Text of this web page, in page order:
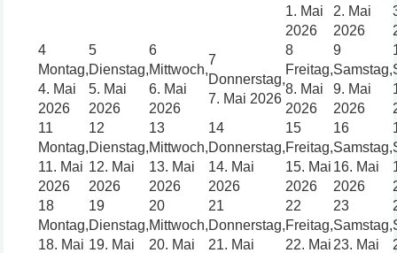
1. Mai
2026
2. Mai
2026
4
Montag,
4. Mai
2026
5
Dienstag,
5. Mai
2026
6
Mittwoch,
6. Mai
2026
7
Donnerstag,
7. Mai 2026
8
Freitag,
8. Mai
2026
9
Samstag,
9. Mai
2026
11
Montag,
11. Mai
2026
12
Dienstag,
12. Mai
2026
13
Mittwoch,
13. Mai
2026
14
Donnerstag,
14. Mai
2026
15
Freitag,
15. Mai
2026
16
Samstag,
16. Mai
2026
18
Montag,
18. Mai
19
Dienstag,
19. Mai
20
Mittwoch,
20. Mai
21
Donnerstag,
21. Mai
22
Freitag,
22. Mai
23
Samstag,
23. Mai